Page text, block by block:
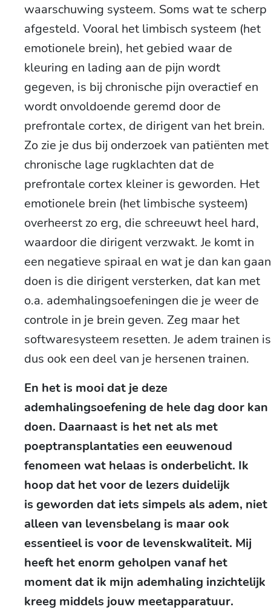
waarschuwing systeem. Soms wat te scherp
afgesteld. Vooral het limbisch systeem (het
emotionele brein), het gebied waar de
kleuring en lading aan de pijn wordt
gegeven, is bij chronische pijn overactief en
wordt onvoldoende geremd door de
prefrontale cortex, de dirigent van het brein.
Zo zie je dus bij onderzoek van patiënten met
chronische lage rugklachten dat de
prefrontale cortex kleiner is geworden. Het
emotionele brein (het limbische systeem)
overheerst zo erg, die schreeuwt heel hard,
waardoor die dirigent verzwakt. Je komt in
een negatieve spiraal en wat je dan kan gaan
doen is die dirigent versterken, dat kan met
o.a. ademhalingsoefeningen die je weer de
controle in je brein geven. Zeg maar het
softwaresysteem resetten. Je adem trainen is
dus ook een deel van je hersenen trainen.
En het is mooi dat je deze
ademhalingsoefening de hele dag door kan
doen. Daarnaast is het net als met
poeptransplantaties een eeuwenoud
fenomeen wat helaas is onderbelicht. Ik
hoop dat het voor de lezers duidelijk
is geworden dat iets simpels als adem, niet
alleen van levensbelang is maar ook
essentieel is voor de levenskwaliteit. Mij
heeft het enorm geholpen vanaf het
moment dat ik mijn ademhaling inzichtelijk
kreeg middels jouw meetapparatuur.